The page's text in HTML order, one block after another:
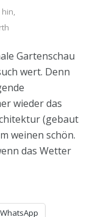
hin,
Gartenschau
wert. Denn
wieder das
(gebaut
weinen schön.
das Wetter
WhatsApp